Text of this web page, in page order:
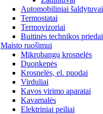
Automobiliniai šaldytuvai
Termostatai
Termovizoriai
Buitinės technikos priedai
Maisto ruošimui
Mikrobangų krosnelės
Duonkepės
Krosnelės, el. puodai
Virduliai
Kavos virimo aparatai
Kavamalės
Elektriniai peiliai